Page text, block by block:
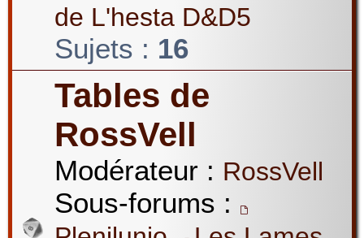
de L'hesta D&D5
Sujets : 16
Tables de
RossVell
Modérateur : RossVell
Sous-forums :